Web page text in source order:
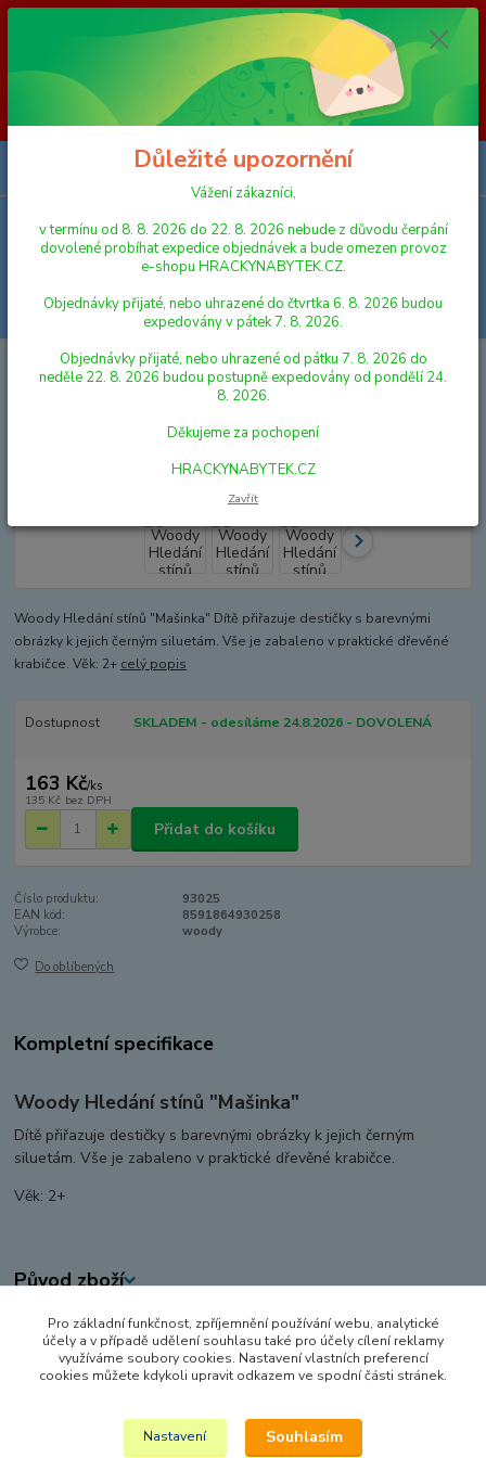
Vážení zákazníci, v termínu od 8. 8. 2026 do 23. 8. 2026 nebude z
důvodu čerpání dovolené probíhat expedice objednávek a bude omezen
provoz e-shopu HRACKYNABYTEK.CZ. Objednávky přijaté, nebo
uhrazené do čtvrtka 6. 8. 2026 budou expedovány v pátek 7. 8. 2026.
Objednávky přijaté, nebo uhrazené od pátku 7. 8. 2026 do neděle 23. 8.
2026 budou postupně expedovány od pondělí 24. 8. 2026. Děkujeme za
pochopení HRACKYNABYTEK.CZ
Menu
Hledat
DŘEVĚNÉ HRAČKY DIDAKTICKÉ HRAČKY
Woody Hledání
stínů "Mašinka"
Woody Hledání stínů "Mašinka"
Woody Hledání stínů "Mašinka" Dítě přiřazuje destičky s barevnými
obrázky k jejich černým siluetám. Vše je zabaleno v praktické dřevěné
krabičce. Věk: 2+ celý popis
Dostupnost SKLADEM - odesíláme 24.8.2026 - DOVOLENÁ
163 Kč/ks
135 Kč bez DPH
Přidat do košíku
Číslo produktu:
93025
EAN kód:
8591864930258
Výrobce:
woody
Do oblíbených
Kompletní specifikace
Woody Hledání stínů "Mašinka"
Dítě přiřazuje destičky s barevnými obrázky k jejich černým
siluetám. Vše je zabaleno v praktické dřevěné krabičce.
Věk: 2+
Původ zboží
Zboží zařazeno v kategoriích
DŘEVĚNÉ HRAČKY
Důležité upozornění
Vážení zákazníci,
v termínu od 8. 8. 2026 do 22. 8. 2026 nebude z důvodu čerpání
dovolené probíhat expedice objednávek a bude omezen provoz
e-shopu HRACKYNABYTEK.CZ.
Objednávky přijaté, nebo uhrazené do čtvrtka 6. 8. 2026 budou
expedovány v pátek 7. 8. 2026.
Objednávky přijaté, nebo uhrazené od pátku 7. 8. 2026 do
neděle 22. 8. 2026 budou postupně expedovány od pondělí 24.
8. 2026.
Děkujeme za pochopení
HRACKYNABYTEK.CZ
Zavřít
Pro základní funkčnost, zpříjemnění používání webu, analytické
účely a v případě udělení souhlasu také pro účely cílení reklamy
využíváme soubory cookies. Nastavení vlastních preferencí
cookies můžete kdykoli upravit odkazem ve spodní části stránek.
Nastavení Souhlasím